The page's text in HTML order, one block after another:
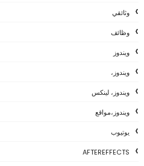
وثائقي
وظائف
ويندوز
ويندوز،
ويندوز، لينكس
ويندوز،مواقع
يوتيوب
AFTEREFFECTS